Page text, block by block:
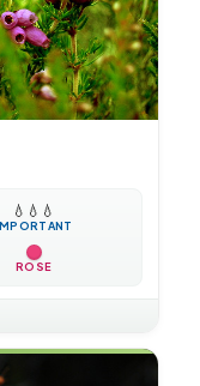
💧 💧 💧
IMPORTANT
ROSE